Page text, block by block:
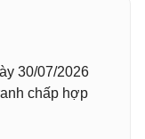
30/07/2026
chấp hợp